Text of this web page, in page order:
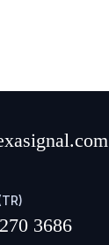
3686